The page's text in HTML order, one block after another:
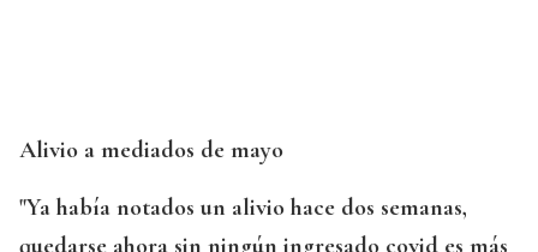
Alivio a mediados de mayo
"Ya había notados un alivio hace dos semanas,